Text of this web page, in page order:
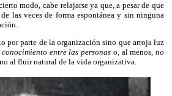
modo, cabe relajarse ya que, a pesar de que
las veces de forma espontánea y sin ninguna
por parte de la organización sino que arroja luz
entre las personas o, al menos,no
al fluir natural de la vida organizativa.